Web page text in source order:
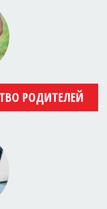
РОДИТЕЛЕЙ